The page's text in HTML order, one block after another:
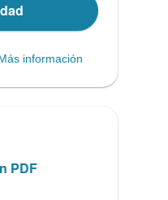
información
PDF